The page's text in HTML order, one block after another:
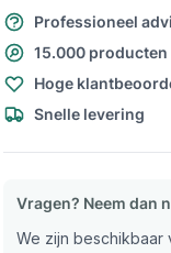
Professioneel
15.000
Hoge
Snelle levering
Vragen? Neem dan
We zijn beschikbaar